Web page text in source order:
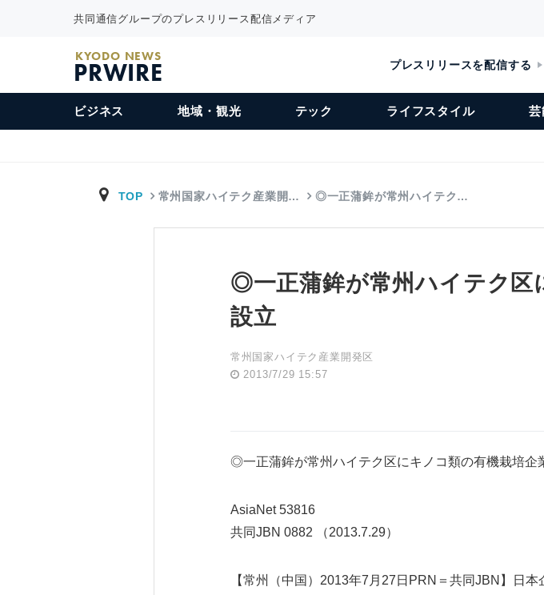
共同通信グループのプレスリリース配信メディア
KYODO NEWS
PRWIRE プレスリリースを配信する
ビジネス 地域・観光 テック ライフスタイル 芸
TOP 常州国家ハイテク産業開… ◎一正蒲鉾が常州ハイテク…
◎一正蒲鉾が常州ハイテク区
設立
常州国家ハイテク産業開発区
2013/7/29 15:57
◎一正蒲鉾が常州ハイテク区にキノコ類の有機栽培企
AsiaNet 53816
共同JBN 0882 （2013.7.29）
【常州（中国）2013年7月27日PRN＝共同JBN】日